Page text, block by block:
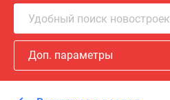
Новостройки
Москвы
Новостройки
Подмосковья
Новостройки
Удобный поиск новостроек
Доп. параметры